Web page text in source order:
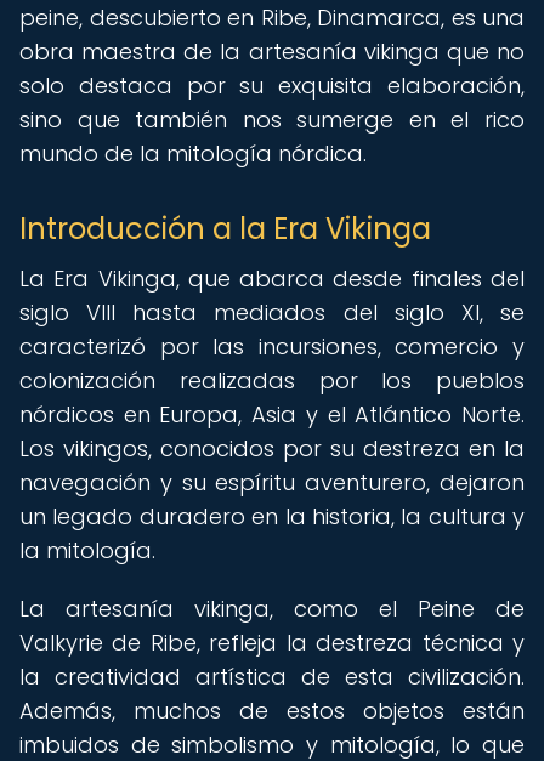
peine, descubierto en Ribe, Dinamarca, es una
obra maestra de la artesanía vikinga que no
solo destaca por su exquisita elaboración,
sino que también nos sumerge en el rico
mundo de la mitología nórdica.
Introducción a la Era Vikinga
La Era Vikinga, que abarca desde finales del
siglo VIII hasta mediados del siglo XI, se
caracterizó por las incursiones, comercio y
colonización realizadas por los pueblos
nórdicos en Europa, Asia y el Atlántico Norte.
Los vikingos, conocidos por su destreza en la
navegación y su espíritu aventurero, dejaron
un legado duradero en la historia, la cultura y
la mitología.
La artesanía vikinga, como el Peine de
Valkyrie de Ribe, refleja la destreza técnica y
la creatividad artística de esta civilización.
Además, muchos de estos objetos están
imbuidos de simbolismo y mitología, lo que